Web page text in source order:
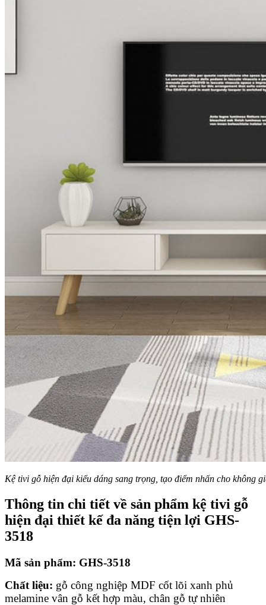
Kệ tivi gỗ hiện đại kiểu dáng sang trọng, tạo điểm nhấn cho không
Thông tin chi tiết về sản phẩm kệ tivi gỗ
hiện đại thiết kế đa năng tiện lợi GHS-
3518
Mã sản phẩm: GHS-3518
Chất liệu: gỗ công nghiệp MDF cốt lõi xanh phủ
melamine vân gỗ kết hợp màu, chân gỗ tự nhiên